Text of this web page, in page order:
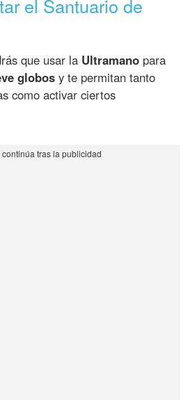
el Santuario de
que usar la Ultramano para
globos y te permitan tanto
como activar ciertos